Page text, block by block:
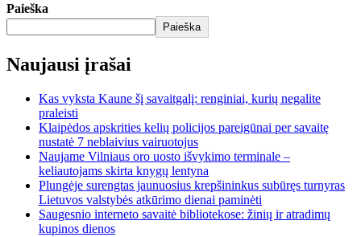
Paieška
Paieška
Naujausi įrašai
Kas vyksta Kaune šį savaitgalį: renginiai, kurių negalite
praleisti
Klaipėdos apskrities kelių policijos pareigūnai per savaitę
nustatė 7 neblaivius vairuotojus
Naujame Vilniaus oro uosto išvykimo terminale –
keliautojams skirta knygų lentyna
Plungėje surengtas jaunuosius krepšininkus subūręs turnyras
Lietuvos valstybės atkūrimo dienai paminėti
Saugesnio interneto savaitė bibliotekose: žinių ir atradimų
kupinos dienos